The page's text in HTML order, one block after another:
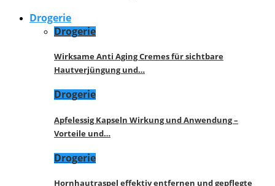
Drogerie
Drogerie
Wirksame Anti Aging Cremes für sichtbare
Hautverjüngung und…
Drogerie
Apfelessig Kapseln Wirkung und Anwendung –
Vorteile und…
Drogerie
Hornhautraspel effektiv entfernen und gepflegte